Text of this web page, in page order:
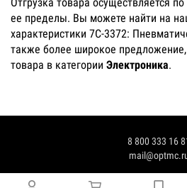
ее пределы. Вы можете найти на
характеристики 7C-3372:
также более широкое
товара в категории Электроника.
8 800 333 16